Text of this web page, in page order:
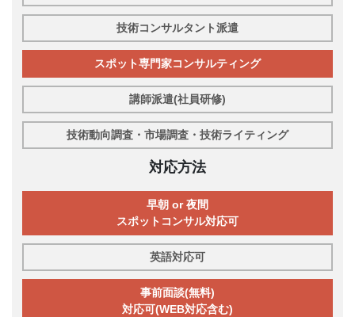
技術コンサルタント派遣
スポット専門家コンサルティング
講師派遣(社員研修)
技術動向調査・市場調査・技術ライティング
対応方法
早朝 or 夜間
スポットコンサル対応可
英語対応可
事前面談(無料)
対応可(WEB対応含む)